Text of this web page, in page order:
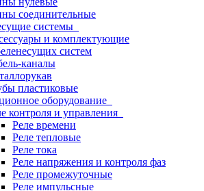
соединительные
системы
и комплектующие
систем
каналы
пластиковые
оборудование
контроля и управления
Реле времени
Реле тепловые
Реле тока
Реле напряжения и контроля фаз
Реле промежуточные
Реле импульсные